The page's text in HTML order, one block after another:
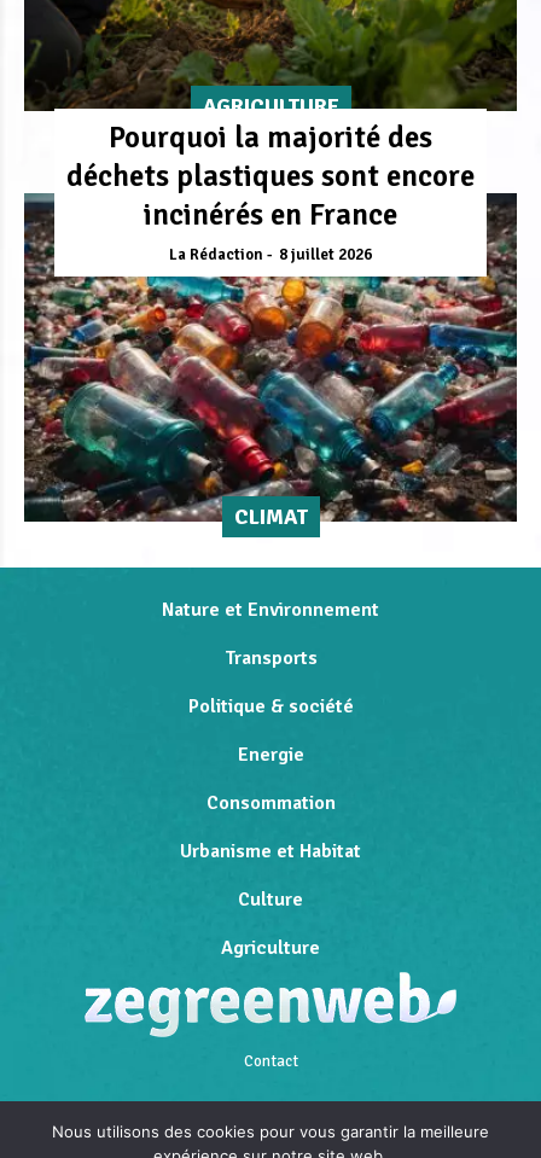
AGRICULTURE
Pourquoi la majorité des
déchets plastiques sont encore
incinérés en France
La Rédaction 8 juillet 2026
CLIMAT
Nature et Environnement
Transports
Politique & société
Energie
Consommation
Urbanisme et Habitat
Culture
Agriculture
Contact
Nous utilisons des cookies pour vous garantir la meilleure